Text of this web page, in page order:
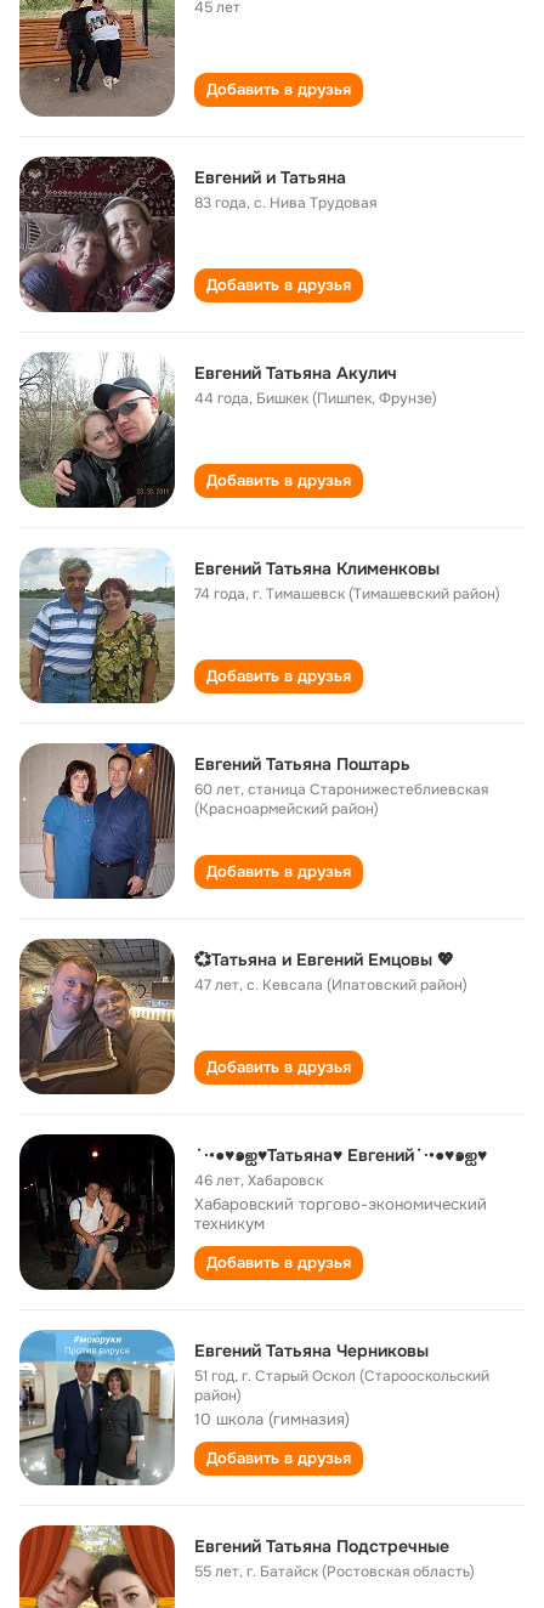
45 лет
Добавить в друзья
Евгений и Татьяна
83 года,с. Нива Трудовая
Добавить в друзья
Евгений Татьяна Акулич
44 года, Бишкек (Пишпек, Фрунзе)
Добавить в друзья
Евгений Татьяна Клименковы
74 года,г. Тимашевск (Тимашевский район)
Добавить в друзья
Евгений Татьяна Поштарь
60 лет,станица Старонижестеблиевская
(Красноармейский район)
Добавить в друзья
💞Татьяна и Евгений Емцовы 💖
47 лет,с. Кевсала (Ипатовский район)
Добавить в друзья
˙·•●♥๑ஐ♥Татьяна♥ Евгений˙·•●♥๑ஐ♥
46 лет,Хабаровск
Хабаровский торгово-экономический
техникум
Добавить в друзья
Евгений Татьяна Черниковы
51 год,г. Старый Оскол (Старооскольский
район)
10 школа (гимназия)
Добавить в друзья
Евгений Татьяна Подстречные
55 лет,г. Батайск (Ростовская область)